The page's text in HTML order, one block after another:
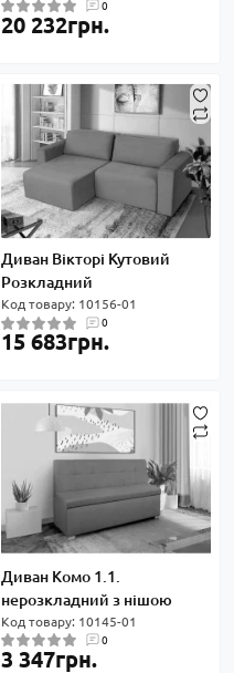
0
20 232грн.
Диван Вікторі Кутовий
Розкладний
Код товару: 10156-01
0
15 683грн.
Диван Комо 1.1.
нерозкладний з нішою
Код товару: 10145-01
0
3 347грн.